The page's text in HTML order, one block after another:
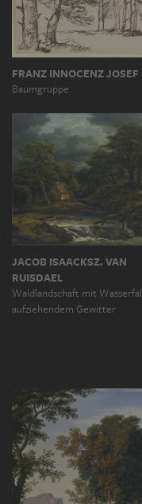
FRANZ INNOCENZ JOSEF
Baumgruppe
JACOB ISAACKSZ. VAN
RUISDAEL
Waldlandschaft mit
aufziehendem Gewitter